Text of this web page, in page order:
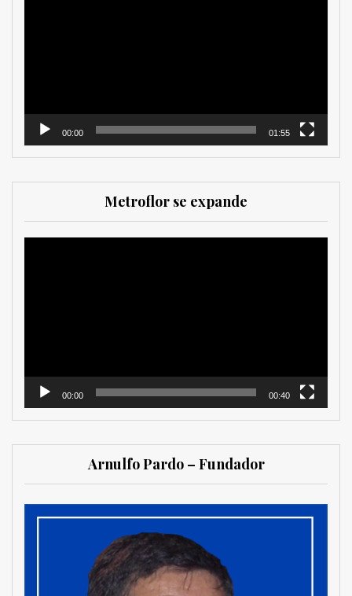
00:00 01:55
Metroflor se expande
00:00 00:40
Arnulfo Pardo – Fundador